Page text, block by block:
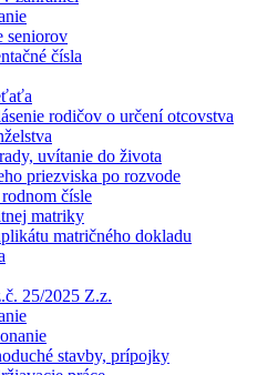
seniorov
čísla
rodičov o určení otcovstva
uvítanie do života
priezviska po rozvode
čísle
matriky
matričného dokladu
25/2025 Z.z.
stavby, prípojky